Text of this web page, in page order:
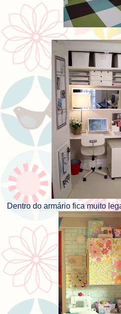
Dentro do armário fica muito